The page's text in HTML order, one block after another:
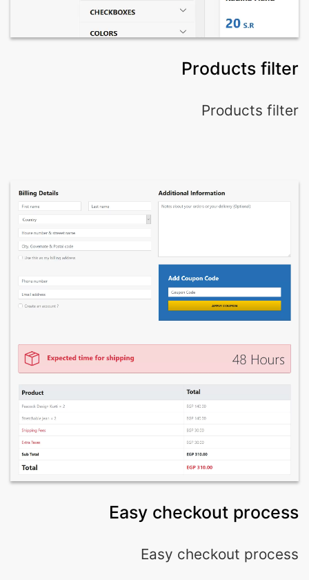
Products filter
Products filter
Easy checkout process
Easy checkout process